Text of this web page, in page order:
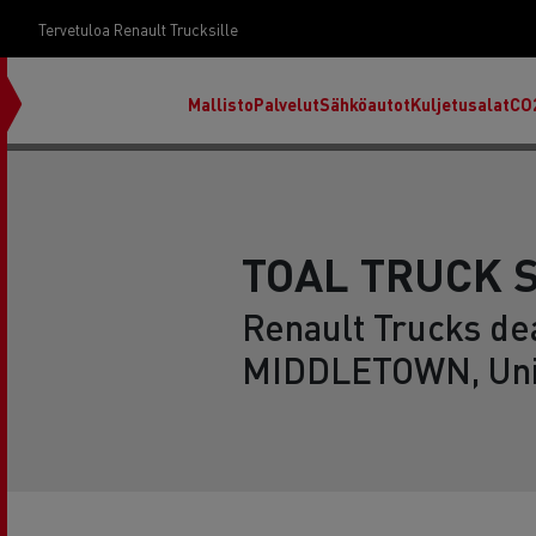
Tervetuloa Renault Trucksille
MallistoPalvelutSähköautotKuljetusalat
TOAL TRUCK
Renault Trucks
MIDDLETOWN,